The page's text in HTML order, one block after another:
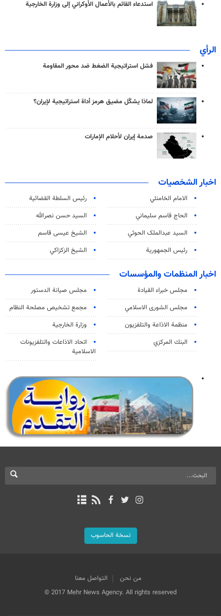
استدعاء القائم بالأعمال الأوكراني إلى وزارة الخارجية
الرأي
فشل استراتيجية الضغط ضد محور المقاومة
لماذا يشكّل مضيق هرمز أداة استراتيجية لإيران؟
صدمة إيران لأحلام الإمارات
اخبار الشخصيات
الامام الخامنئي
رئیس السلطة القضائیة
الحاج قاسم سليماني
السيد حسن نصرالله
السید عبدالملک الحوثي
الشيخ عيسى قاسم
رئيس الجمهورية
الشيخ الزكزاكي
اخبار المنظمات والمؤسسات
مجلس خبراء القيادة
مجلس صيانة الدستور
مجلس الشورى الاسلامي
مجمع تشخيص مصلحة النظام
منظمة الاذاعة والتلفزیون
وزارة الخارجية
البنك المركزي
اتحاد الاذاعات والتلفزيونات
الاسلامية
نسخة الحاسوب
من نحن
التواصل معنا
© 2017 Mehr News Agency. All rights reserved